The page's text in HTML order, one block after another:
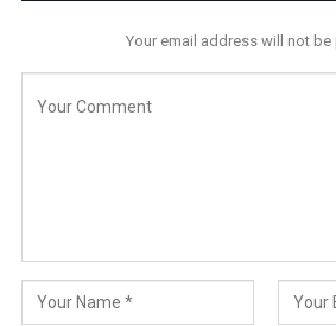
Your email address will not